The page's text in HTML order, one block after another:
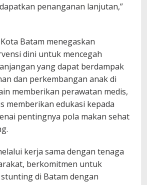
penanganan lanjutan,”
Batam menegaskan
dini untuk mencegah
yang dapat berdampak
dan perkembangan anak di
memberikan perawatan medis,
memberikan edukasi kepada
pentingnya pola makan sehat
kerja sama dengan tenaga
berkomitmen untuk
di Batam dengan